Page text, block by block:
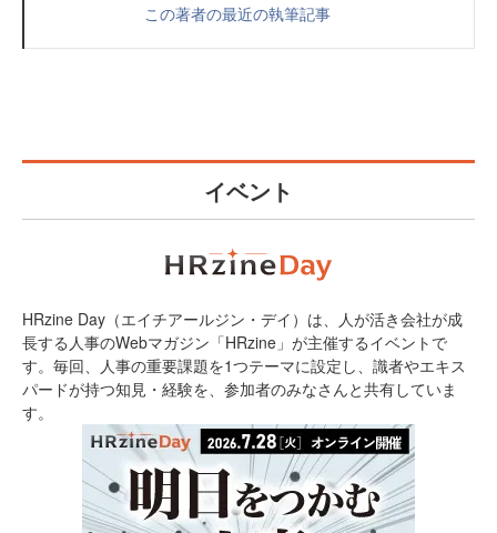
この著者の最近の執筆記事
イベント
HRzine Day（エイチアールジン・デイ）は、人が活き会社が成
長する人事のWebマガジン「HRzine」が主催するイベントで
す。毎回、人事の重要課題を1つテーマに設定し、識者やエキス
パードが持つ知見・経験を、参加者のみなさんと共有していま
す。